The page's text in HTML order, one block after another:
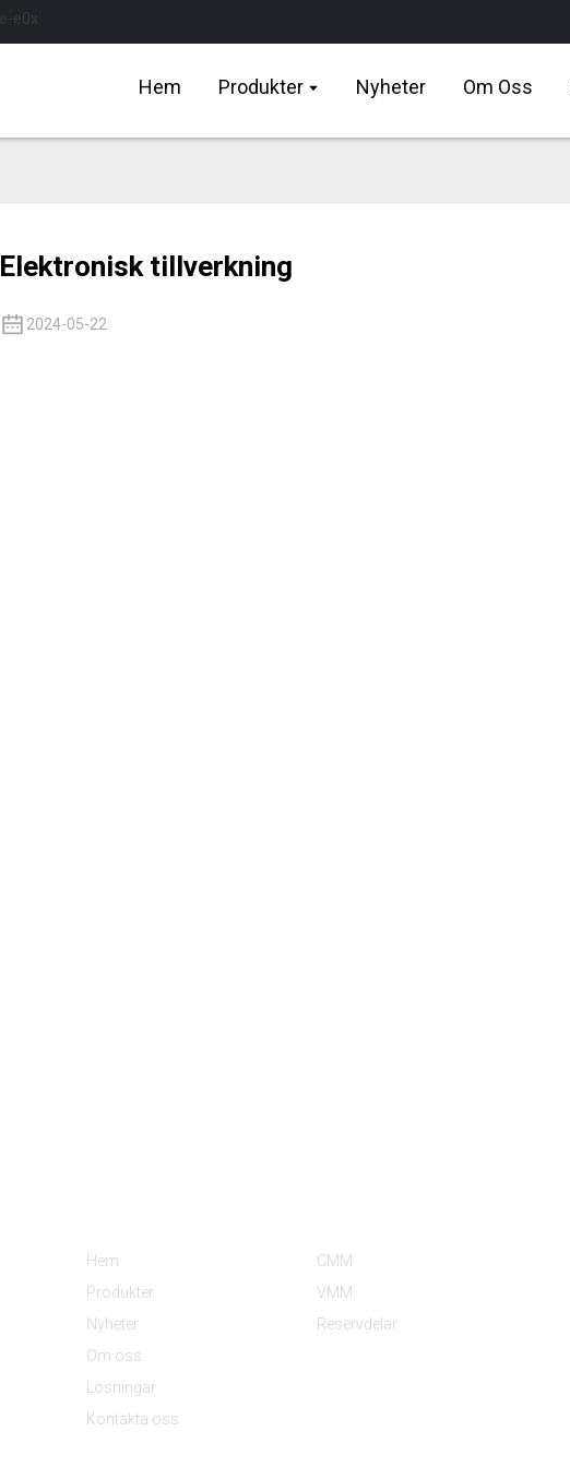
Hem Produkter Nyheter Om Oss
Elektronisk tillverkning
2024-05-22
Hem
Produkter
Nyheter
Om oss
Lösningar
Kontakta oss
CMM
VMM
Reservdelar